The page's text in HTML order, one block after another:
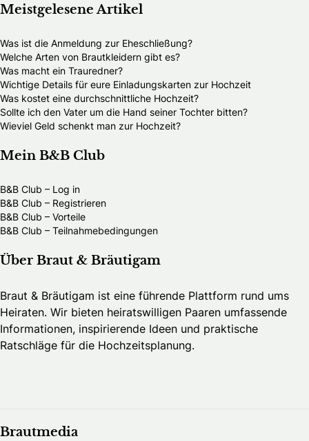
Meistgelesene Artikel
Was ist die Anmeldung zur Eheschließung?
Welche Arten von Brautkleidern gibt es?
Was macht ein Trauredner?
Wichtige Details für eure Einladungskarten zur Hochzeit
Was kostet eine durchschnittliche Hochzeit?
Sollte ich den Vater um die Hand seiner Tochter bitten?
Wieviel Geld schenkt man zur Hochzeit?
Mein B&B Club
B&B Club – Log in
B&B Club – Registrieren
B&B Club – Vorteile
B&B Club – Teilnahmebedingungen
Über Braut & Bräutigam
Braut & Bräutigam ist eine führende Plattform rund ums
Heiraten. Wir bieten heiratswilligen Paaren umfassende
Informationen, inspirierende Ideen und praktische
Ratschläge für die Hochzeitsplanung.
Brautmedia